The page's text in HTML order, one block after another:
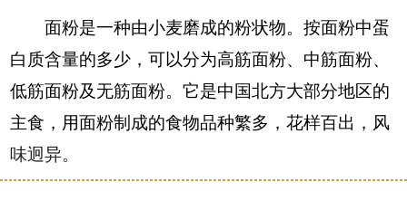
面粉是一种由小麦磨成的粉状物。按面粉中蛋
白质含量的多少，可以分为高筋面粉、中筋面粉、
低筋面粉及无筋面粉。它是中国北方大部分地区的
主食，用面粉制成的食物品种繁多，花样百出，风
味迥异。